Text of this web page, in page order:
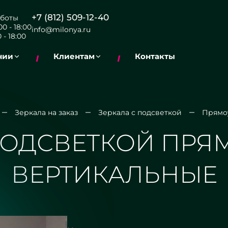
- 18:00
- 18:00
+7 (812) 509-12-40
info@milonya.ru
Клиентам Контакты
Зеркала на заказ Зеркала с подсветкой
ВЕРТИКАЛЬНЫЕ